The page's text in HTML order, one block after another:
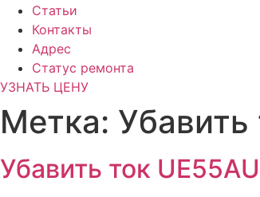
Статьи
Контакты
Адрес
Статус ремонта
УЗНАТЬ ЦЕНУ
Метка: Убавить
Убавить ток